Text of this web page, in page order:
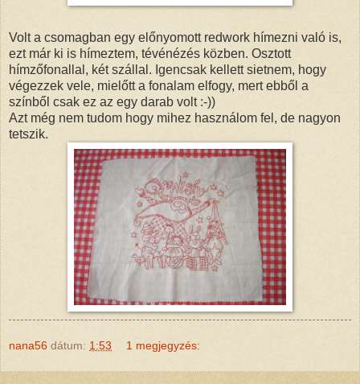
Volt a csomagban egy előnyomott redwork hímezni való is,
ezt már ki is hímeztem, tévénézés közben. Osztott
hímzőfonallal, két szállal. Igencsak kellett sietnem, hogy
végezzek vele, mielőtt a fonalam elfogy, mert ebből a
színből csak ez az egy darab volt :-))
Azt még nem tudom hogy mihez használom fel, de nagyon
tetszik.
nana56 dátum: 1:53 1 megjegyzés: